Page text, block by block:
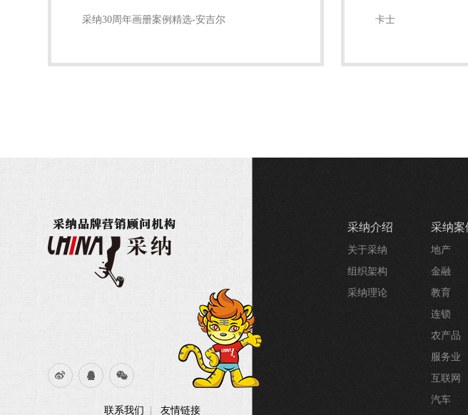
采纳30周年画册案例精选-安吉尔 卡士
联系我们 友情链接
采纳介绍
关于采纳
组织架构
采纳理论
采纳案
地产
金融
教育
连锁
农产品
服务业
互联网
汽车